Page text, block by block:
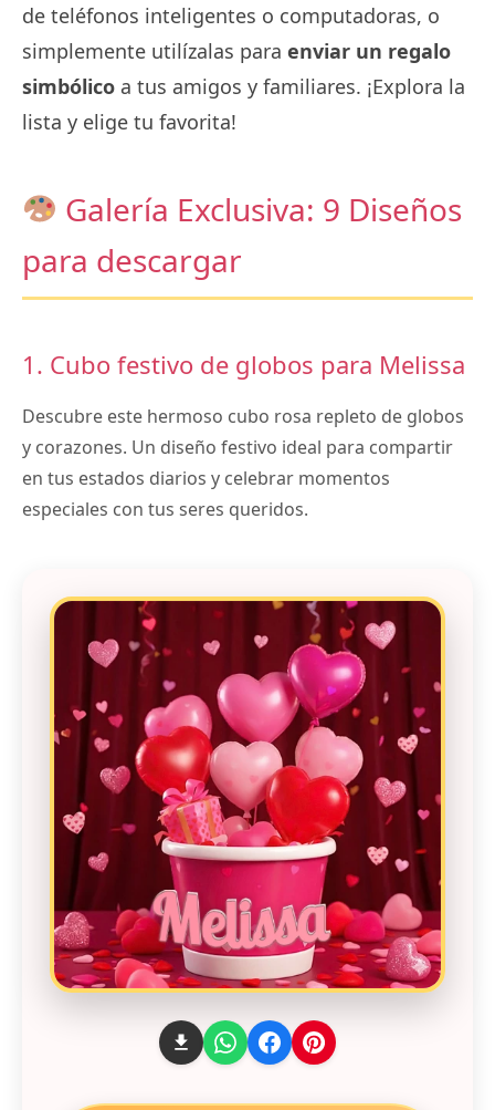
de teléfonos inteligentes o computadoras, o
simplemente utilízalas para enviar un regalo
simbólico a tus amigos y familiares. ¡Explora la
lista y elige tu favorita!
Galería Exclusiva: 9 Diseños
para descargar
1. Cubo festivo de globos para Melissa
Descubre este hermoso cubo rosa repleto de globos
y corazones. Un diseño festivo ideal para compartir
en tus estados diarios y celebrar momentos
especiales con tus seres queridos.